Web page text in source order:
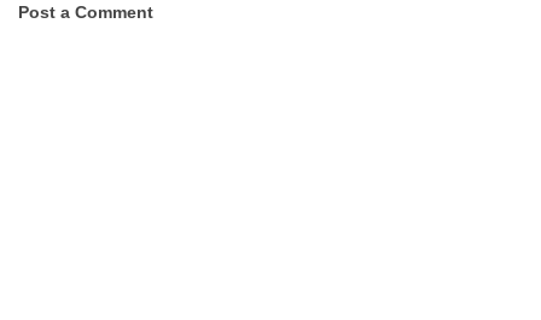
Post a Comment